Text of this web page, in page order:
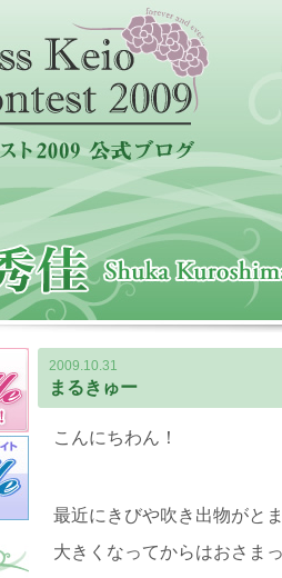
2009.10.31
まるきゅー
こんにちわん！
最近にきびや吹き出物がと
大きくなってからはおさま